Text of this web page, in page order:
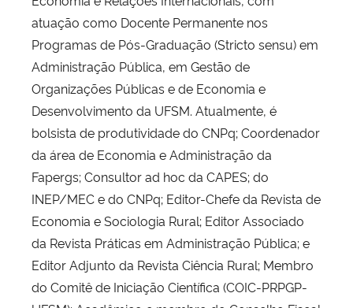
atuação como Docente Permanente nos
Programas de Pós-Graduação (Stricto sensu) em
Administração Pública, em Gestão de
Organizações Públicas e de Economia e
Desenvolvimento da UFSM. Atualmente, é
bolsista de produtividade do CNPq; Coordenador
da área de Economia e Administração da
Fapergs; Consultor ad hoc da CAPES; do
INEP/MEC e do CNPq; Editor-Chefe da Revista de
Economia e Sociologia Rural; Editor Associado
da Revista Práticas em Administração Pública; e
Editor Adjunto da Revista Ciência Rural; Membro
do Comitê de Iniciação Científica (COIC-PRPGP-